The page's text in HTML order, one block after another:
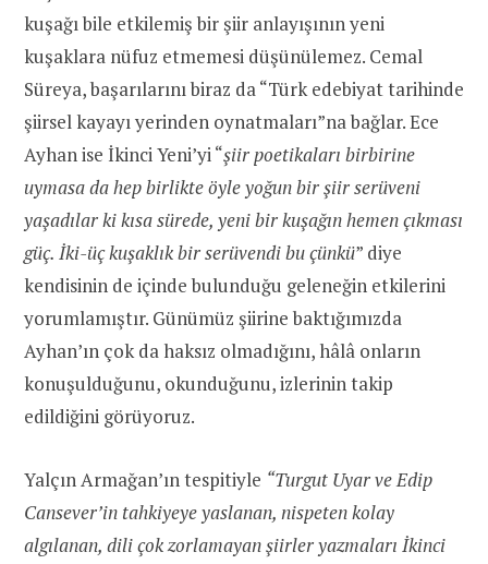
kuşağı bile etkilemiş bir şiir anlayışının yeni
kuşaklara nüfuz etmemesi düşünülemez. Cemal
Süreya, başarılarını biraz da “Türk edebiyat tarihinde
şiirsel kayayı yerinden oynatmaları”na bağlar. Ece
Ayhan ise İkinci Yeni’yi “şiir poetikaları birbirine
uymasa da hep birlikte öyle yoğun bir şiir serüveni
yaşadılar ki kısa sürede, yeni bir kuşağın hemen çıkması
güç. İki-üç kuşaklık bir serüvendi bu çünkü” diye
kendisinin de içinde bulunduğu geleneğin etkilerini
yorumlamıştır. Günümüz şiirine baktığımızda
Ayhan’ın çok da haksız olmadığını, hâlâ onların
konuşulduğunu, okunduğunu, izlerinin takip
edildiğini görüyoruz.
Yalçın Armağan’ın tespitiyle “Turgut Uyar ve Edip
Cansever’in tahkiyeye yaslanan, nispeten kolay
algılanan, dili çok zorlamayan şiirler yazmaları İkinci